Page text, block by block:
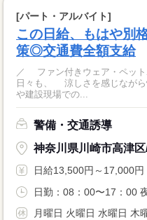
[パート・アルバイト]
この日給、もはや別
策◎交通費全額支給
／ ファン付きウェア・ペッ
日々も、 涼しさを感じながら快適
や建設現場での...
警備・交通誘導
神奈川県川崎市高津
日給13,500円～17,000円
日勤：08：00〜17：00
月曜日 火曜日 水曜日 木